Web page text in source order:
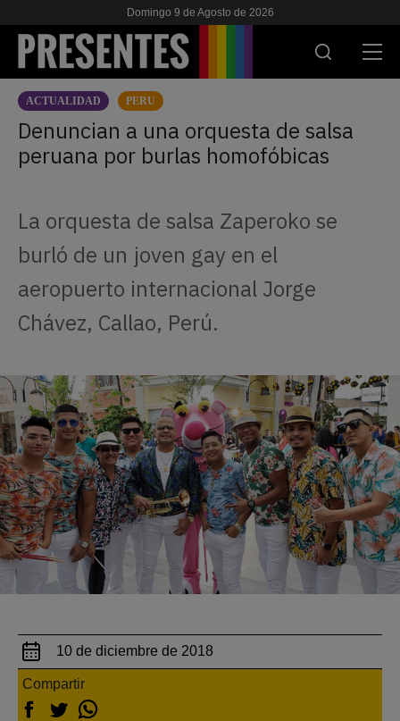
Domingo 9 de Agosto de 2026
ACTUALIDAD
INVESTIGACIONES
ESCUELA
APOYANOS
ES EN
ACTUALIDAD PERU
Denuncian a una orquesta de salsa
peruana por burlas homofóbicas
La orquesta de salsa Zaperoko se
burló de un joven gay en el
aeropuerto internacional Jorge
Chávez, Callao, Perú.
10 de diciembre de 2018
Compartir